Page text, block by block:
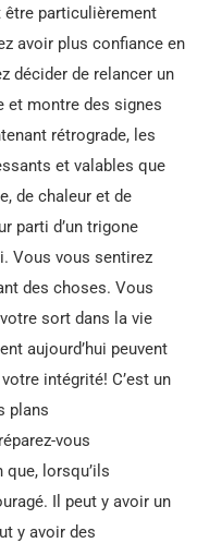
être particulièrement
avoir plus confiance en
décider de relancer un
et montre des signes
rétrograde, les
et valables que
de chaleur et de
parti d’un trigone
Vous vous sentirez
des choses. Vous
sort dans la vie
aujourd’hui peuvent
intégrité! C’est un
plans
vous
lorsqu’ils
Il peut y avoir un
y avoir des